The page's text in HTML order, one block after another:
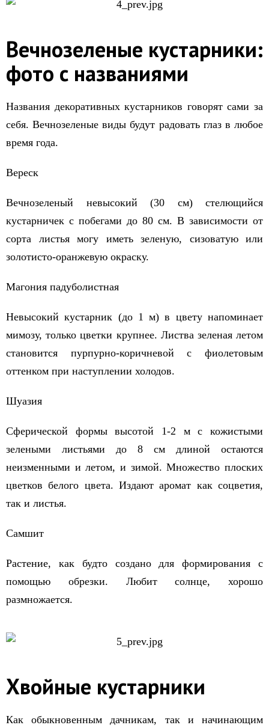
Вечнозеленые кустарники:
фото с названиями
Названия декоративных кустарников говорят сами за
себя. Вечнозеленые виды будут радовать глаз в любое
время года.
Вереск
Вечнозеленый невысокий (30 см) стелющийся
кустарничек с побегами до 80 см. В зависимости от
сорта листья могу иметь зеленую, сизоватую или
золотисто-оранжевую окраску.
Магония падуболистная
Невысокий кустарник (до 1 м) в цвету напоминает
мимозу, только цветки крупнее. Листва зеленая летом
становится пурпурно-коричневой с фиолетовым
оттенком при наступлении холодов.
Шуазия
Сферической формы высотой 1-2 м с кожистыми
зелеными листьями до 8 см длиной остаются
неизменными и летом, и зимой. Множество плоских
цветков белого цвета. Издают аромат как соцветия,
так и листья.
Самшит
Растение, как будто создано для формирования с
помощью обрезки. Любит солнце, хорошо
размножается.
Хвойные кустарники
Как обыкновенным дачникам, так и начинающим